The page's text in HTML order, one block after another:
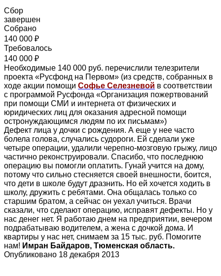
Сбор
завершен
Собрано
140 000 ₽
Требовалось
140 000 ₽
Необходимые 140 000 руб. перечислили телезрители
проекта «Русфонд на Первом» (из средств, собранных в
ходе акции помощи Софье Селезневой в соответствии
с программой Русфонда «Организация пожертвований
при помощи СМИ и интернета от физических и
юридических лиц для оказания адресной помощи
остронуждающимся людям по их письмам»)
Дефект лица у дочки с рождения. А еще у нее часто
болела голова, случались судороги. Ей сделали уже
четыре операции, удалили черепно-мозговую грыжу, лицо
частично реконструировали. Спасибо, что последнюю
операцию вы помогли оплатить. Гунай учится на дому,
потому что сильно стесняется своей внешности, боится,
что дети в школе будут дразнить. Но ей хочется ходить в
школу, дружить с ребятами. Она общалась только со
старшим братом, а сейчас он уехал учиться. Врачи
сказали, что сделают операцию, исправят дефекты. Но у
нас денег нет. Я работаю днем на предприятии, вечером
подрабатываю водителем, а жена с дочкой дома. И
квартиры у нас нет, снимаем за 15 тыс. руб. Помогите
нам! Имран Байдаров, Тюменская область.
Опубликовано 18 декабря 2013